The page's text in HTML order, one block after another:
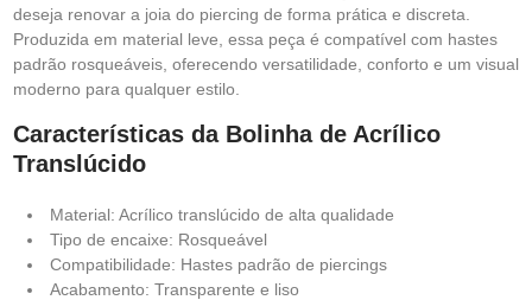
deseja renovar a joia do piercing de forma prática e discreta.
Produzida em material leve, essa peça é compatível com hastes
padrão rosqueáveis, oferecendo versatilidade, conforto e um visual
moderno para qualquer estilo.
Características da Bolinha de Acrílico
Translúcido
Material: Acrílico translúcido de alta qualidade
Tipo de encaixe: Rosqueável
Compatibilidade: Hastes padrão de piercings
Acabamento: Transparente e liso